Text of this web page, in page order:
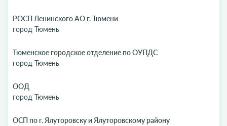
РОСП Ленинского АО г. Тюмени
город Тюмень
Тюменское городское отделение по ОУПДС
город Тюмень
ООД
город Тюмень
ОСП по г. Ялуторовску и Ялуторовскому району